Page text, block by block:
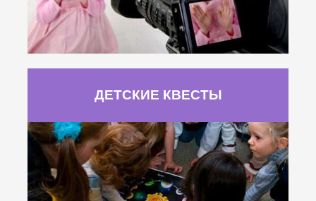
ДЕТСКИЕ КВЕСТЫ